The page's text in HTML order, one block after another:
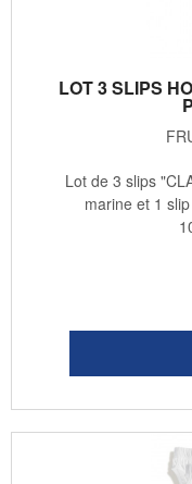
LOT 3 SLIPS
Lot de 3 slips
marine et 1